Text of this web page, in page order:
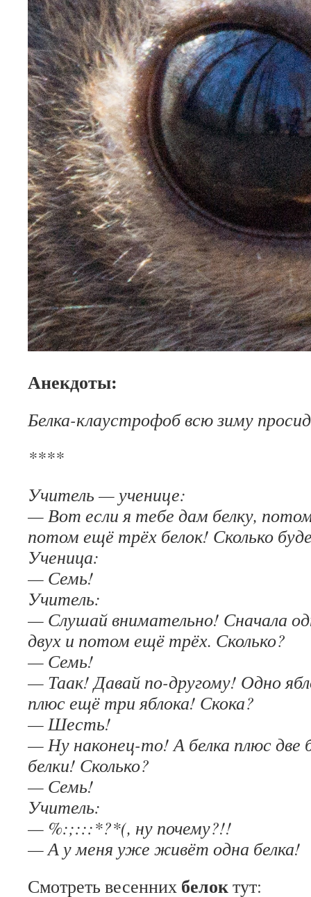
Анекдоты:
Белка-клаустрофоб всю зиму
****
Учитель — ученице:
— Вот если я тебе дам белку,
потом ещё трёх белок! Сколько
Ученица:
— Семь!
Учитель:
— Слушай внимательно! Сначала
двух и потом ещё трёх. Сколько?
— Семь!
— Таак! Давай по-другому! Одно
плюс ещё три яблока! Скока?
— Шесть!
— Ну наконец-то! А белка плюс две
белки! Сколько?
— Семь!
Учитель:
— %:;:::*?*(, ну почему?!!
— А у меня уже живёт одна белка!
Смотреть весенних белоктут: